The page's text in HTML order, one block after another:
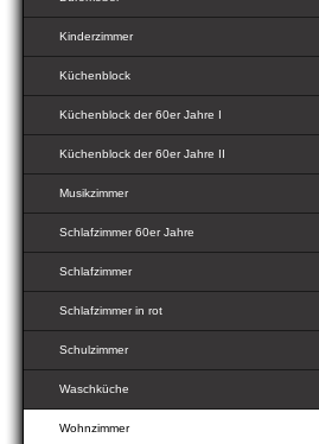
Kinderzimmer
Küchenblock
Küchenblock der 60er Jahre I
Küchenblock der 60er Jahre II
Musikzimmer
Schlafzimmer 60er Jahre
Schlafzimmer
Schlafzimmer in rot
Schulzimmer
Waschküche
Wohnzimmer